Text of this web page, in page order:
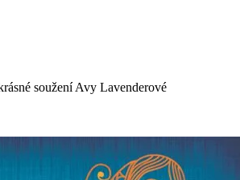
soužení Avy Lavenderové